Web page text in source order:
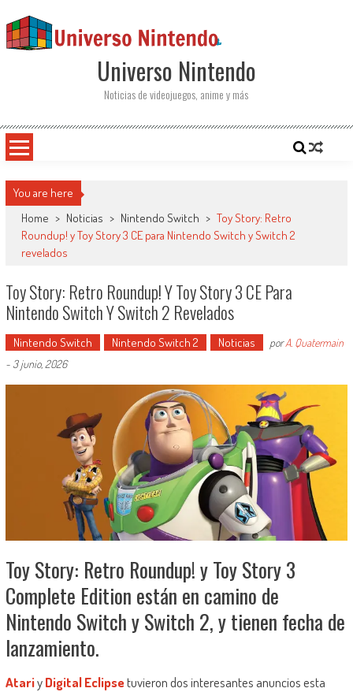
Universo Nintendo
Noticias de videojuegos, anime y más
You are here
Home > Noticias > Nintendo Switch > Toy Story: Retro
Roundup! y Toy Story 3 CE para Nintendo Switch y Switch 2
revelados
Toy Story: Retro Roundup! Y Toy Story 3 CE Para
Nintendo Switch Y Switch 2 Revelados
Nintendo Switch Nintendo Switch 2 Noticias porA. Quatermain
- 3 junio, 2026
Toy Story: Retro Roundup! y Toy Story 3
Complete Edition están en camino de
Nintendo Switch y Switch 2, y tienen fecha de
lanzamiento.
AtariyDigital Eclipsetuvieron dos interesantes anuncios esta